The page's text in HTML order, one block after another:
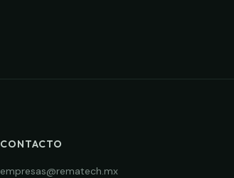
CONTACTO
empresas@rematech.mx